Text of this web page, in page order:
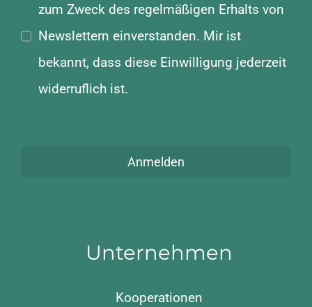
zum Zweck des regelmäßigen Erhalts von
Newslettern einverstanden. Mir ist
bekannt, dass diese Einwilligung jederzeit
widerruflich ist.
Anmelden
Unternehmen
Kooperationen